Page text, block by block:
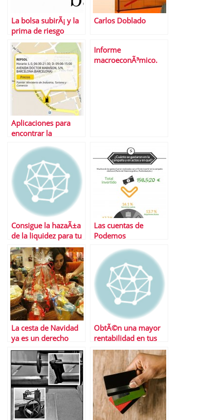
La bolsa subirÃ¡ y la
prima de riesgo
bajarÃ¡
Carlos Doblado
Aplicaciones para
encontrar la
barata
Informe
macroeconÃ³mico.
Consigue la hazaÃ±a
de la liquidez para tu
proyecto empresarial
Las cuentas de
Podemos
La cesta de Navidad
ya es un derecho
adquirido por los
trabajadores… en
ciertas empresas
ObtÃ©n una mayor
rentabilidad en tus
ahorros con los
roboadvisors